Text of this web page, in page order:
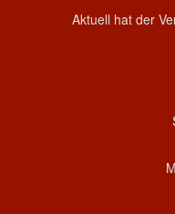
Aktuell hat der